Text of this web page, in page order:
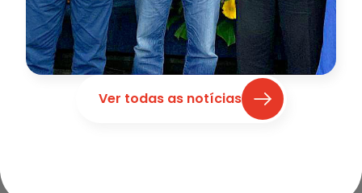
Ver todas as notícias